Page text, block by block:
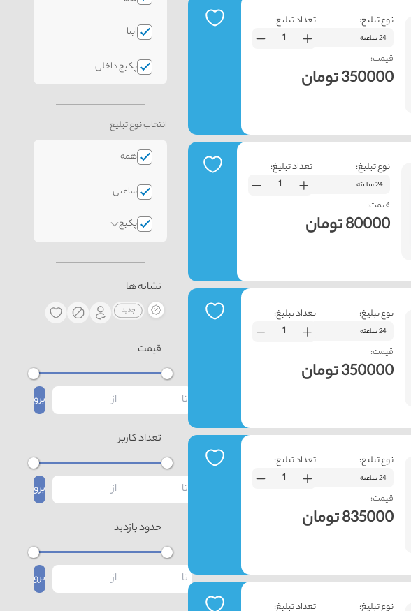
ایتا
پکیج داخلی
انتخاب نوع تبلیغ
همه
ساعتی
پکیج
نشانه ها
قیمت
برو
تعداد کاربر
برو
حدود بازدید
برو
نوع تبلیغ:
24 ساعته
تعداد تبلیغ:
قیمت:
350000 تومان
نوع تبلیغ:
24 ساعته
تعداد تبلیغ:
قیمت:
80000 تومان
نوع تبلیغ:
24 ساعته
تعداد تبلیغ:
قیمت:
350000 تومان
نوع تبلیغ:
24 ساعته
تعداد تبلیغ:
قیمت:
835000 تومان
نوع تبلیغ: تعداد تبلیغ: